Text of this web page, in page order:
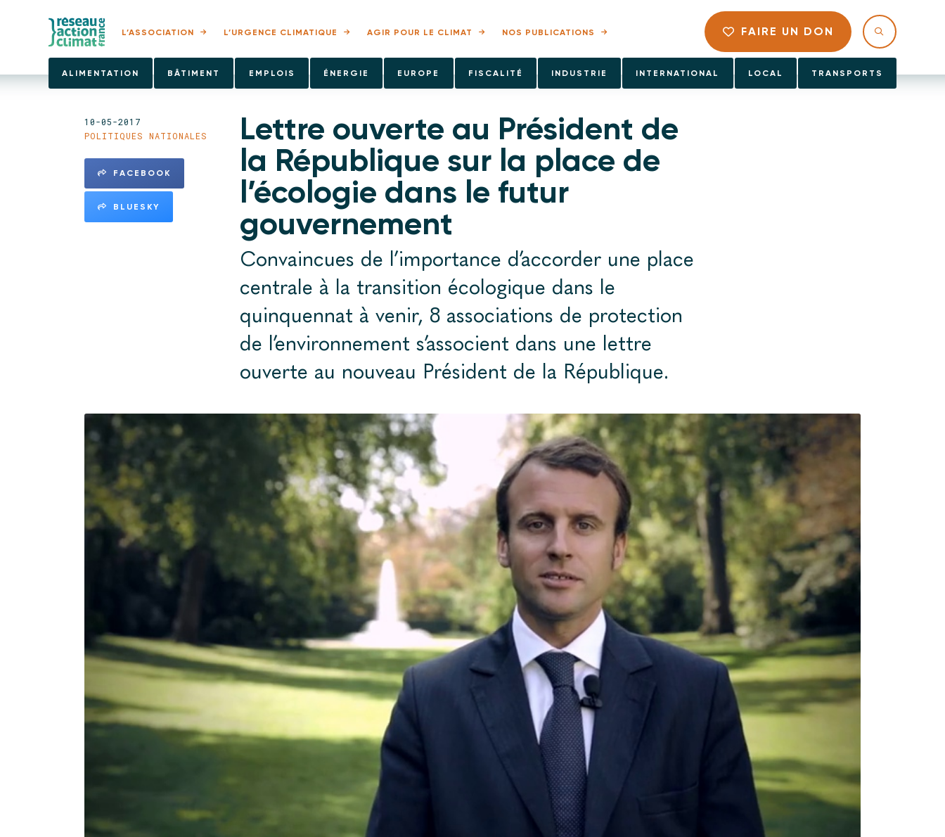
L’ASSOCIATION L’URGENCE CLIMATIQUE AGIR POUR LE CLIMAT NOS PUBLICATIONS FAIRE UN DON
ALIMENTATION BÂTIMENT EMPLOIS ÉNERGIE EUROPE FISCALITÉ INDUSTRIE INTERNATIONAL LOCAL TRANSPORTS
10-05-2017
POLITIQUES NATIONALES
FACEBOOK
BLUESKY
Lettre ouverte au Président de
la République sur la place de
l’écologie dans le futur
gouvernement
Convaincues de l’importance d’accorder une place
centrale à la transition écologique dans le
quinquennat à venir, 8 associations de protection
de l’environnement s’​associent dans une lettre
ouverte au nouveau Président de la République.